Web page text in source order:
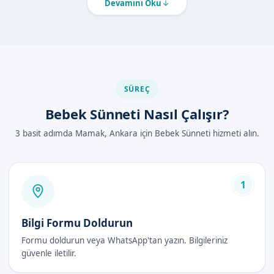
Bebek sünneti, diğer sünnet yöntemlerine göre daha güvenli
Ankara Mamak'de Bebek Sünneti Nasıl
Ankara Mamak'de bebek sünneti, uzman doktorumuz
tarafından yapılan bir işlemdir. İşlem,以下 adımları takip
İşlem için gerekli hazırlıklar yapılmaktadır.
İşlem gerçekleştirilmektedir.
İşlem sonrası bakım yapılmaktadır.
Bebek Sünneti Avantajları
Devamını Oku
SÜREÇ
Bebek Sünneti Nasıl Çalışır?
3 basit adımda Mamak, Ankara için Bebek Sünneti hizmeti alın.
1
Bilgi Formu Doldurun
Formu doldurun veya WhatsApp'tan yazın. Bilgileriniz
güvenle iletilir.